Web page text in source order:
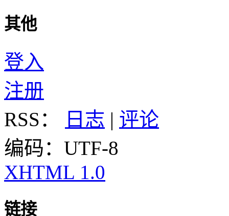
其他
登入
注册
RSS：
日志 | 评论
编码：UTF-8
XHTML 1.0
链接